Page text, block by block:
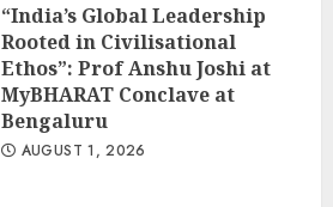
“India’s Global Leadership
Rooted in Civilisational
Ethos”: Prof Anshu Joshi at
MyBHARAT Conclave at
Bengaluru
AUGUST 1, 2026